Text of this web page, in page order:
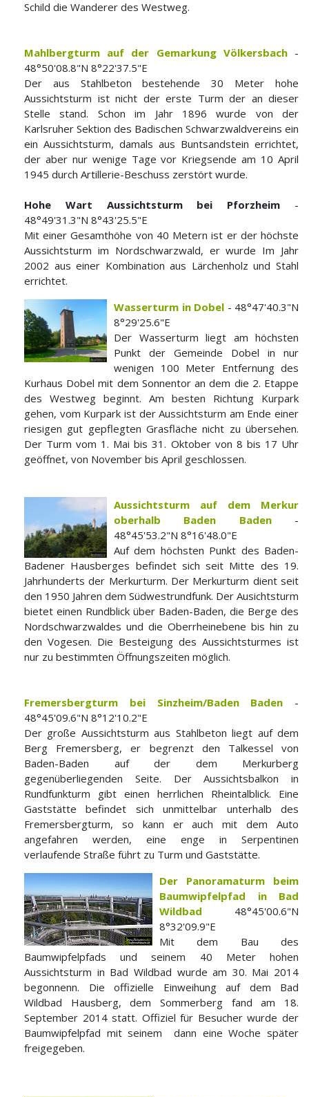
Schild die Wanderer des Westweg.
Mahlbergturm auf der Gemarkung Völkersbach-
48°50'08.8"N 8°22'37.5"E
Der aus Stahlbeton bestehende 30 Meter hohe
Aussichtsturm ist nicht der erste Turm der an dieser
Stelle stand. Schon im Jahr 1896 wurde von der
Karlsruher Sektion des Badischen Schwarzwaldvereins ein
ein Aussichtsturm, damals aus Buntsandstein errichtet,
der aber nur wenige Tage vor Kriegsende am 10 April
1945 durch Artillerie-Beschuss zerstört wurde.
Hohe Wart Aussichtsturm bei Pforzheim -
48°49'31.3"N 8°43'25.5"E
Mit einer Gesamthöhe von 40 Metern ist er der höchste
Aussichtsturm im Nordschwarzwald, er wurde Im Jahr
2002 aus einer Kombination aus Lärchenholz und Stahl
errichtet.
Wasserturm in Dobel - 48°47'40.3"N
8°29'25.6"E
Der Wasserturm liegt am höchsten
Punkt der Gemeinde Dobel in nur
wenigen 100 Meter Entfernung des
Kurhaus Dobel mit dem Sonnentor an dem die 2. Etappe
des Westweg beginnt. Am besten Richtung Kurpark
gehen, vom Kurpark ist der Aussichtsturm am Ende einer
riesigen gut gepflegten Grasfläche nicht zu übersehen.
Der Turm vom 1. Mai bis 31. Oktober von 8 bis 17 Uhr
geöffnet, von November bis April geschlossen.
Aussichtsturm auf dem Merkur
oberhalb Baden Baden-
48°45'53.2"N 8°16'48.0"E
Auf dem höchsten Punkt des Baden-
Badener Hausberges befindet sich seit Mitte des 19.
Jahrhunderts der Merkurturm. Der Merkurturm dient seit
den 1950 Jahren dem Südwestrundfunk. Der Ausichtsturm
bietet einen Rundblick über Baden-Baden, die Berge des
Nordschwarzwaldes und die Oberrheinebene bis hin zu
den Vogesen. Die Besteigung des Aussichtsturmes ist
nur zu bestimmten Öffnungszeiten möglich.
Fremersbergturm bei Sinzheim/Baden Baden -
48°45'09.6"N 8°12'10.2"E
Der große Aussichtsturm aus Stahlbeton liegt auf dem
Berg Fremersberg, er begrenzt den Talkessel von
Baden-Baden auf der dem Merkurberg
gegenüberliegenden Seite. Der Aussichtsbalkon in
Rundfunkturm gibt einen herrlichen Rheintalblick. Eine
Gaststätte befindet sich unmittelbar unterhalb des
Fremersbergturm, so kann er auch mit dem Auto
angefahren werden, eine enge in Serpentinen
verlaufende Straße führt zu Turm und Gaststätte.
Der Panoramaturm beim
Baumwipfelpfad in Bad
Wildbad 48°45'00.6"N
8°32'09.9"E
Mit dem Bau des
Baumwipfelpfads und seinem 40 Meter hohen
Aussichtsturm in Bad Wildbad wurde am 30. Mai 2014
begonnenn. Die offizielle Einweihung auf dem Bad
Wildbad Hausberg, dem Sommerberg fand am 18.
September 2014 statt. Offiziel für Besucher wurde der
Baumwipfelpfad mit seinem dann eine Woche später
freigegeben.